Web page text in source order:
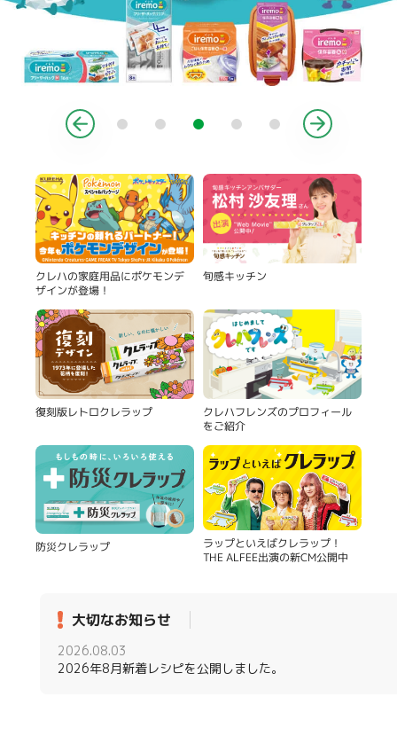
クレハの家庭用品にポケモンデ
ザインが登場！
旬感キッチン
復刻版レトロクレラップ クレハフレンズのプロフィール
をご紹介
防災クレラップ ラップといえばクレラップ！
THE ALFEE出演の新CM公開中
大切なお知らせ
2026.08.03
2026年8月新着レシピを公開しました。